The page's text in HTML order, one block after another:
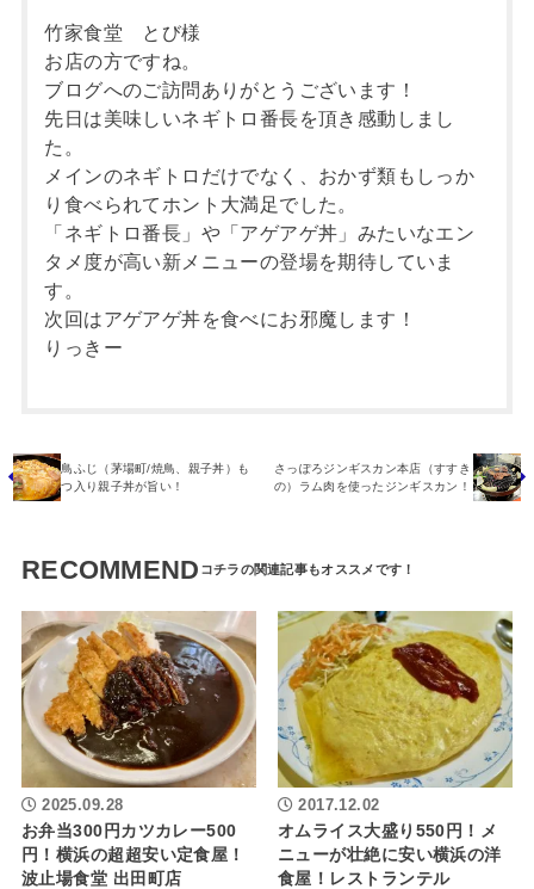
竹家食堂 とび様
お店の方ですね。
ブログへのご訪問ありがとうございます！
先日は美味しいネギトロ番長を頂き感動しまし
た。
メインのネギトロだけでなく、おかず類もしっか
り食べられてホント大満足でした。
「ネギトロ番長」や「アゲアゲ丼」みたいなエン
タメ度が高い新メニューの登場を期待していま
す。
次回はアゲアゲ丼を食べにお邪魔します！
りっきー
鳥ふじ（茅場町/焼鳥、親子丼）も
つ入り親子丼が旨い！
さっぽろジンギスカン本店（すすき
の）ラム肉を使ったジンギスカン！
RECOMMEND
2025.09.28
お弁当300円カツカレー500
円！横浜の超超安い定食屋！
波止場食堂 出田町店
2017.12.02
オムライス大盛り550円！メ
ニューが壮絶に安い横浜の洋
食屋！レストランテル